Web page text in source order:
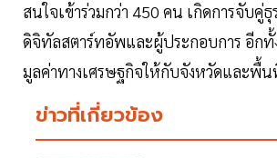
สนใจเข้าร่วมกว่า 450 คน เกิดการจับคู่ธุ
ดิจิทัลสตาร์ทอัพและผู้ประกอบการ อีกทั้
มูลค่าทางเศรษฐกิจให้กับจังหวัดและพื้น
ข่าวที่เกี่ยวข้อง